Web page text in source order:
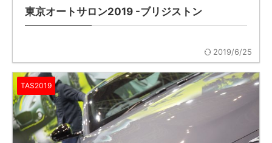
東京オートサロン2019 -ブリジストン
2019/6/25
TAS2019